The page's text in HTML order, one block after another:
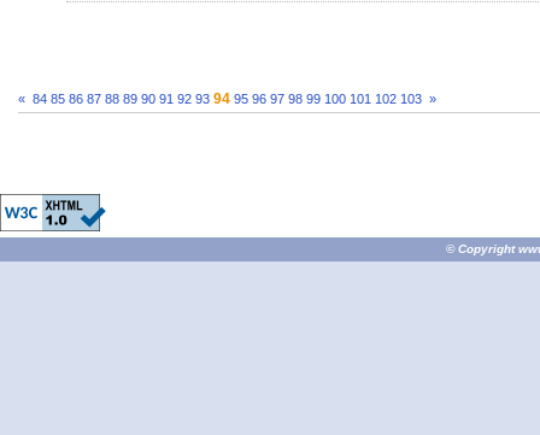
« 84 85 86 87 88 89 90 91 92 93 94 95 96 97 98 99 100 101 102 103 »
© Copyright